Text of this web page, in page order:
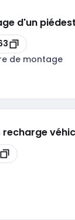
d'un
de montage